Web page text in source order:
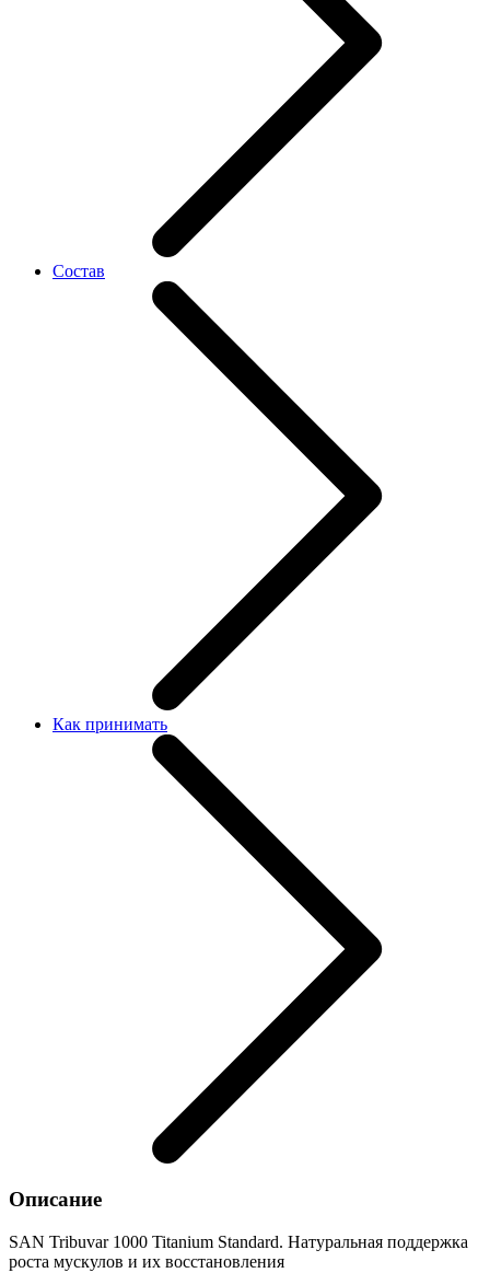
Состав
Как принимать
Описание
SAN Tribuvar 1000 Titanium Standard. Натуральная поддержка
роста мускулов и их восстановления